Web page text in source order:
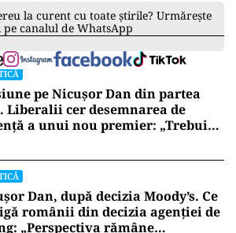
la curent cu toate știrile? Urmărește
pe canalul de WhatsApp
pe Nicușor Dan din partea
Liberalii cer desemnarea de
a unui nou premier: „Trebuie
Dan, după decizia Moody’s. Ce
românii din decizia agenției de
„Perspectiva rămâne